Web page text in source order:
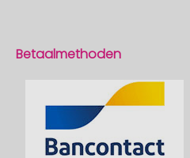
Betaalmethoden